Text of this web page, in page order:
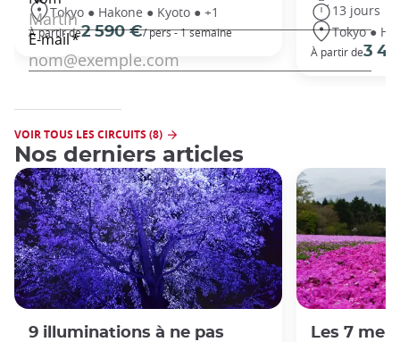
Tokyo ● Hakone ● Kyoto ● +1
À partir de2 590 €/ pers - 1 semaine
13 jours
Tokyo ●
À partir de3
VOIR TOUS LES CIRCUITS (8)
Nos derniers articles
9 illuminations à ne pas
Les 7